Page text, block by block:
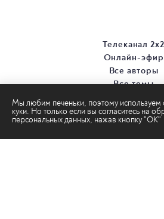
Мы любим печеньки, поэтому используем
куки. Но только если вы согласитесь на
персональных данных, нажав кнопку "ОК"
Телеканал 2х2
Онлайн-эфир
Все авторы
Все темы